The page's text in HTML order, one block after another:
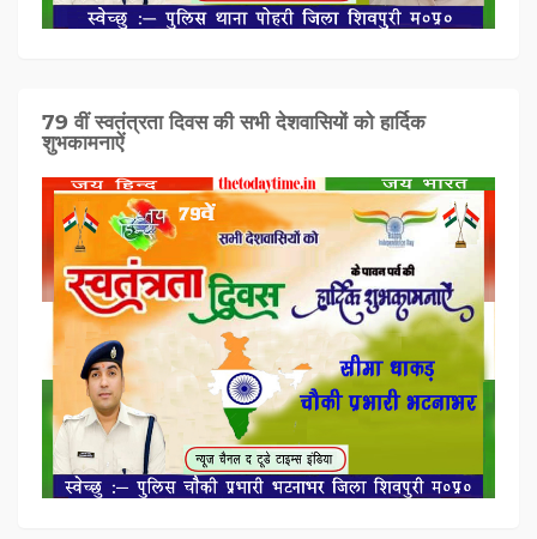
79 वीं स्वतंत्रता दिवस की सभी देशवासियों को हार्दिक
शुभकामनाऐं